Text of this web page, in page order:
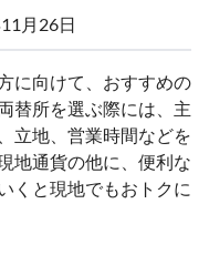
月26日
に向けて、おすすめの
替所を選ぶ際には、主
立地、営業時間などを
地通貨の他に、便利な
くと現地でもおトクに